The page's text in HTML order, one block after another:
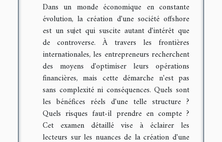
Dans un monde économique en constante
évolution, la création d'une société offshore
est un sujet qui suscite autant d'intérêt que
de controverse. À travers les frontières
internationales, les entrepreneurs recherchent
des moyens d'optimiser leurs opérations
financières, mais cette démarche n'est pas
sans complexité ni conséquences. Quels sont
les bénéfices réels d'une telle structure ?
Quels risques faut-il prendre en compte ?
Cet examen détaillé vise à éclairer les
lecteurs sur les nuances de la création d'une